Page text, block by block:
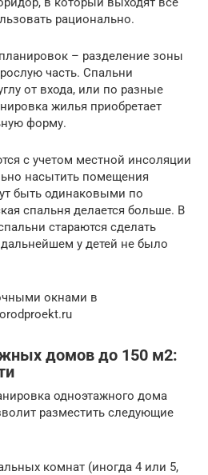
рационально.
– разделение зоны
часть. Спальни
от входа, или по разные
жилья приобретает
форму.
с учетом местной инсоляции
насытить помещения
быть одинаковыми по
спальня делается больше. В
стараются сделать
у детей не было
окнами в
домов до 150 м2:
одноэтажного дома
разместить следующие
комнат (иногда 4 или 5,